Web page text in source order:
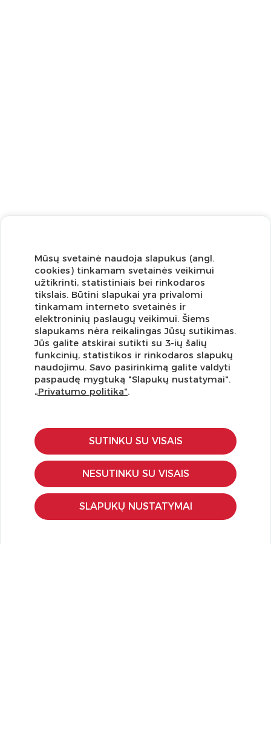
Užsisakykite naujienlaiškį ir pirmi gaukite geriausius
pasiūlymus!
KLIENTŲ APTARNAVIMAS
Pirkimo – pardavimo taisyklės
Pristatymas ir grąžinimas
Apmokėjimo būdai
Kokybės ir saugumo standartai
Privatumo taisyklės
Mūsų svetainė naudoja slapukus (angl.
cookies) tinkamam svetainės veikimui
užtikrinti, statistiniais bei rinkodaros
tikslais. Būtini slapukai yra privalomi
tinkamam interneto svetainės ir
elektroninių paslaugų veikimui. Šiems
slapukams nėra reikalingas Jūsų sutikimas.
Jūs galite atskirai sutikti su 3-ių šalių
funkcinių, statistikos ir rinkodaros slapukų
naudojimu. Savo pasirinkimą galite valdyti
paspaudę mygtuką "Slapukų nustatymai".
„Privatumo politika".
SUTINKU SU VISAIS
NESUTINKU SU VISAIS
SLAPUKŲ NUSTATYMAI